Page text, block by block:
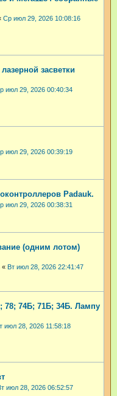
Ср июл 29, 2026 10:08:16
засветки
июл 29, 2026 00:40:34
июл 29, 2026 00:39:19
Padauk.
июл 29, 2026 00:38:31
(одним лотом)
« Вт июл 28, 2026 22:41:47
78; 74Б; 71Б; 34Б. Лампу
июл 28, 2026 11:58:18
июл 28, 2026 06:52:57